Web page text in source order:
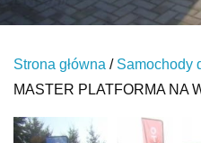
Strona główna / Samochody
MASTER PLATFORMA NA